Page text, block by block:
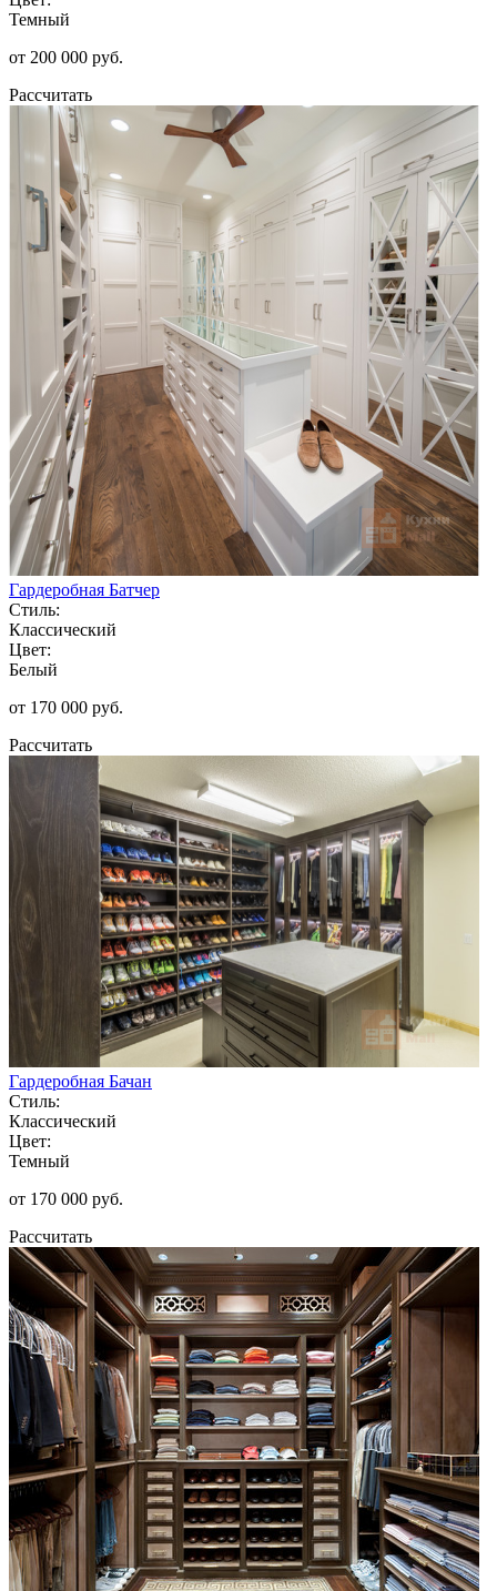
Темный
от 200 000 руб.
Рассчитать
Гардеробная Батчер
Стиль:
Классический
Цвет:
Белый
от 170 000 руб.
Рассчитать
Гардеробная Бачан
Стиль:
Классический
Цвет:
Темный
от 170 000 руб.
Рассчитать